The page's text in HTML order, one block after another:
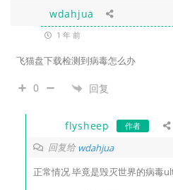
wdahjua
1 年 前
飞猫盘下载检测到病毒怎么办
0 回复
flysheep 作者
回复给 wdahjua
正常情况 毕竟是毁灭世界的病毒